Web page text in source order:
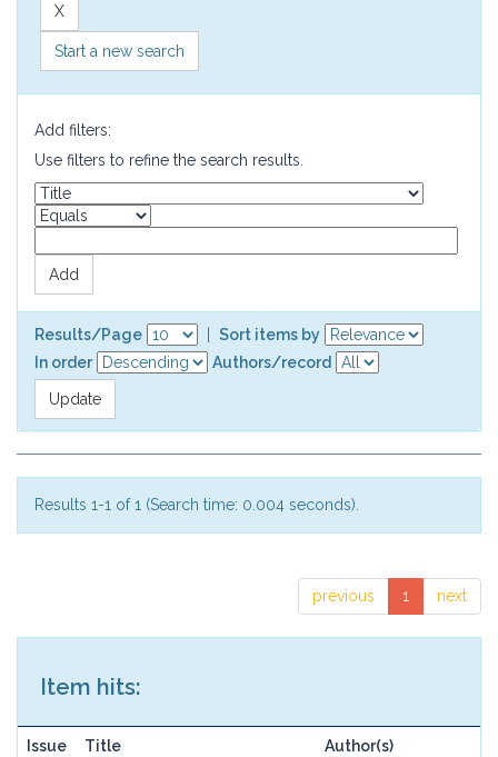
Start a new search
Add filters:
Use filters to refine the search results.
Results/Page
Sort items by
In order
Authors/record
Results 1-1 of 1 (Search time: 0.004 seconds).
previous 1 next
Item hits:
Issue Title Author(s)